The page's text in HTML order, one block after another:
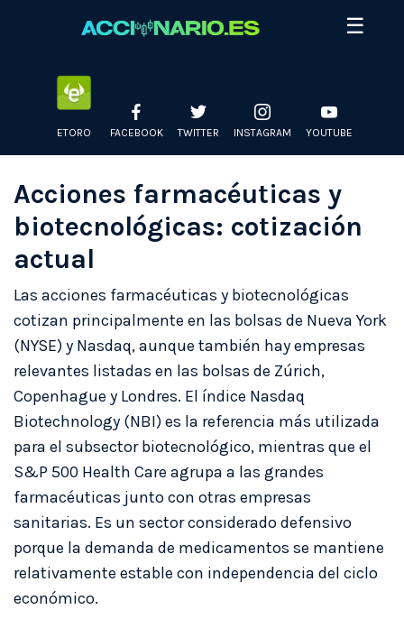
☰
ETORO FACEBOOK TWITTER INSTAGRAM YOUTUBE
Acciones farmacéuticas y
biotecnológicas: cotización
actual
Las acciones farmacéuticas y biotecnológicas
cotizan principalmente en las bolsas de Nueva York
(NYSE) y Nasdaq, aunque también hay empresas
relevantes listadas en las bolsas de Zúrich,
Copenhague y Londres. El índice Nasdaq
Biotechnology (NBI) es la referencia más utilizada
para el subsector biotecnológico, mientras que el
S&P 500 Health Care agrupa a las grandes
farmacéuticas junto con otras empresas
sanitarias. Es un sector considerado defensivo
porque la demanda de medicamentos se mantiene
relativamente estable con independencia del ciclo
económico.